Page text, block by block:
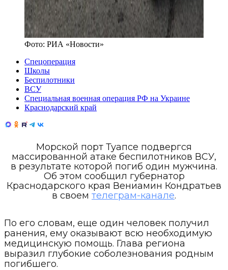
Фото: РИА «Новости»
Спецоперация
Школы
Беспилотники
ВСУ
Специальная военная операция РФ на Украине
Краснодарский край
Морской порт Туапсе подвергся
массированной атаке беспилотников ВСУ,
в результате которой погиб один мужчина.
Об этом сообщил губернатор
Краснодарского края Вениамин Кондратьев
в своем телеграм-канале.
По его словам, еще один человек получил
ранения, ему оказывают всю необходимую
медицинскую помощь. Глава региона
выразил глубокие соболезнования родным
погибшего.